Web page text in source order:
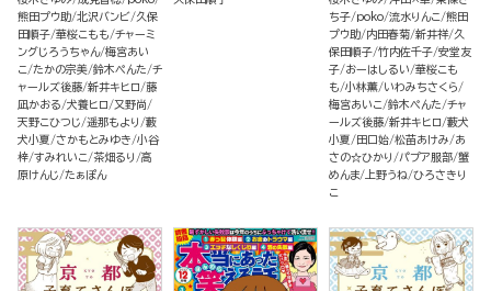
熊田プウ助 北沢バンビ 久保
田順子 華桜こもも チャーミ
ングじろうちゃん 梅宮あい
こ たかの宗美 鈴木ぺんた チ
ャールズ後藤 新井キヒロ 藤
凪かおる 犬養ヒロ 又野尚
天野こひつじ 遥那もより
藪
犬小夏 さかもとみゆき 小谷
梓 すみれいこ 茶畑るり
高
原けんじ たぁぽん
ち子 poko 流水りんこ 熊田
プウ助 内田春菊 新井祥 久
保田順子 竹内佐千子 安堂友
子 おーはしるい 華桜こも
も 小林薫 いわみちさくら
梅宮あいこ 鈴木ぺんた チャ
ールズ後藤 新井キヒロ 藪犬
小夏
田口始 松苗あけみ
あ
さの☆ひかり
パプア服部 蟹
めんま
上野うね ひろさきり
こ